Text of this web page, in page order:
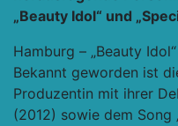
„Beauty Idol“ und
Hamburg – „Beauty
Bekannt geworden ist
Produzentin mit ihrer
(2012) sowie dem Song